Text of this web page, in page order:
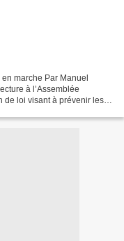
marche Par Manuel
à l’Assemblée
de loi visant à prévenir les